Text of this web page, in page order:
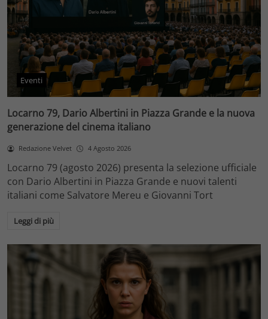
Eventi
Locarno 79, Dario Albertini in Piazza Grande e la nuova
generazione del cinema italiano
Redazione Velvet 4 Agosto 2026
Locarno 79 (agosto 2026) presenta la selezione ufficiale
con Dario Albertini in Piazza Grande e nuovi talenti
italiani come Salvatore Mereu e Giovanni Tort
Leggi di più